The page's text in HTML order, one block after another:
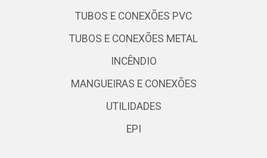
TUBOS E CONEXÕES PVC
TUBOS E CONEXÕES METAL
INCÊNDIO
MANGUEIRAS E CONEXÕES
UTILIDADES
EPI